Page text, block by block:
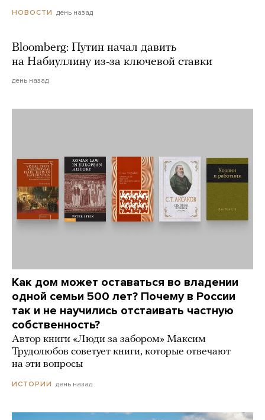
НОВОСТИ день назад
Bloomberg: Путин начал давить
на Набиуллину из-за ключевой ставки
день назад
Как дом может оставаться во владении
одной семьи 500 лет? Почему в России
так и не научились отстаивать частную
собственность?
Автор книги «Люди за забором» Максим
Трудолюбов советует книги, которые отвечают
на эти вопросы
ИСТОРИИ день назад